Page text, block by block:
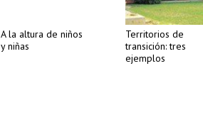
A la altura de niños
y niñas
Territorios de
transición: tres
ejemplos